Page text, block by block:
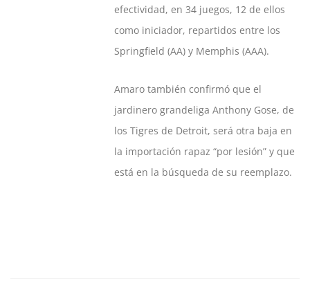
efectividad, en 34 juegos, 12 de ellos
como iniciador, repartidos entre los
Springfield (AA) y Memphis (AAA).
Amaro también confirmó que el
jardinero grandeliga Anthony Gose, de
los Tigres de Detroit, será otra baja en
la importación rapaz “por lesión” y que
está en la búsqueda de su reemplazo.